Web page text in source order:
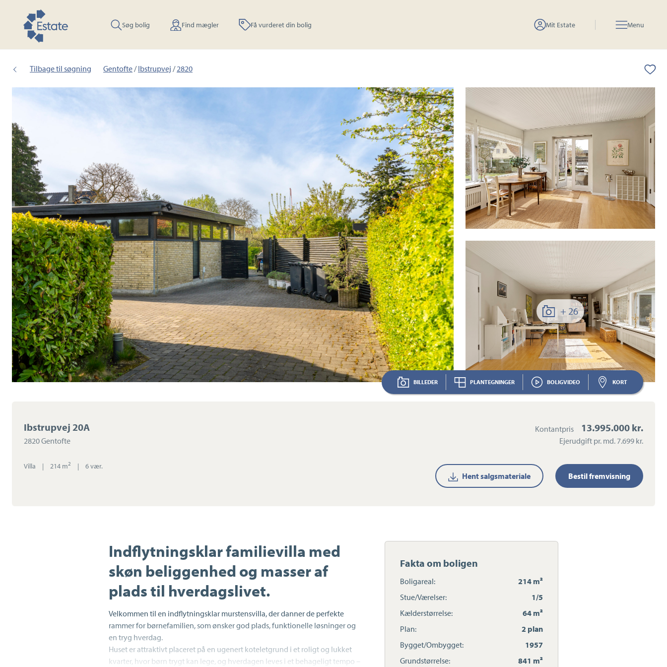
Søg bolig Find mægler Få vurderet din bolig Mit Estate Menu
Tilbage til søgning Gentofte/Ibstrupvej /2820
+ 26
BILLEDER PLANTEGNINGER BOLIGVIDEO KORT
Ibstrupvej 20A
2820 Gentofte
Villa | 214 m2 | 6 vær.
Kontantpris 13.995.000 kr.
Ejerudgift pr. md. 7.699 kr.
Hent salgsmateriale Bestil fremvisning
Indflytningsklar familievilla med
skøn beliggenhed og masser af
plads til hverdagslivet.
Velkommen til en indflytningsklar murstensvilla, der danner de perfekte
rammer for børnefamilien, som ønsker god plads, funktionelle løsninger og
en tryg hverdag.
Huset er attraktivt placeret på en ugenert koteletgrund i et roligt og lukket
kvarter, hvor børn trygt kan lege, og hverdagen leves i et behageligt tempo –
Fakta om boligen
Boligareal:
214 m²
Stue/Værelser:
1/5
Kælderstørrelse:
64 m²
Plan:
2 plan
Bygget/Ombygget:
1957
Grundstørrelse:
841 m²